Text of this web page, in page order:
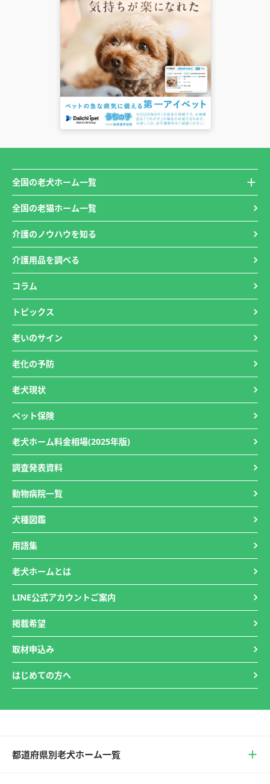
全国の老犬ホーム一覧
全国の老猫ホーム一覧
介護のノウハウを知る
介護用品を調べる
コラム
トピックス
老いのサイン
老化の予防
老犬現状
ペット保険
老犬ホーム料金相場(2025年版)
調査発表資料
動物病院一覧
犬種図鑑
用語集
老犬ホームとは
LINE公式アカウントご案内
掲載希望
取材申込み
はじめての方へ
都道府県別老犬ホーム一覧